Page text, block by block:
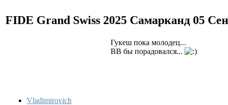
FIDE Grand Swiss 2025 Самарканд 05
Vladimirovich
Гукеш пока молодец...
ВВ бы порадовался...